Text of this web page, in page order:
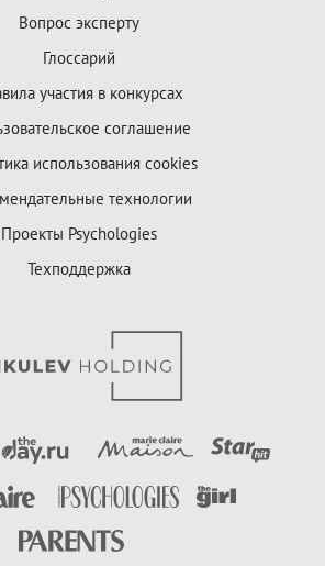
Вопрос эксперту
Глоссарий
участия в конкурсах
соглашение
использования cookies
технологии
Проекты Psychologies
Техподдержка